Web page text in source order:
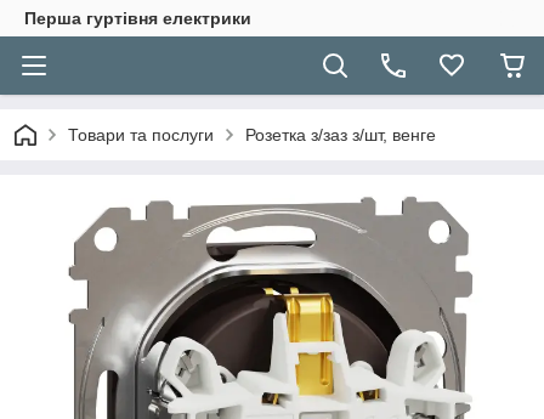
Перша гуртівня електрики
Товари та послуги Розетка з/заз з/шт, венге